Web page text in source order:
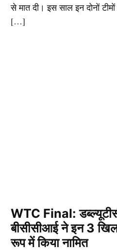
से मात दी। इस साल इन दोनों
[…]
WTC Final:
बीसीसीआई ने इन 3
रूप में किया नामित